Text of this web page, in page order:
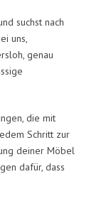
suchst nach
uns,
genau
die mit
Schritt zur
deiner Möbel
dafür, dass